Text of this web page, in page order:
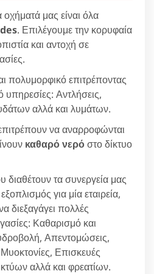
μας είναι όλα
. Επιλέγουμε την κορυφαία
και αντοχή σε
πολυμορφικό επιτρέποντας
υπηρεσίες: Αντλήσεις,
αλλά και λυμάτων.
να αναρροφώνται
καθαρό νερόστο δίκτυο
διαθέτουν τα συνεργεία μας
για μία εταιρεία,
διεξαγάγει πολλές
Καθαρισμό και
Απεντομώσεις,
Επισκευές
αλλά και φρεατίων.